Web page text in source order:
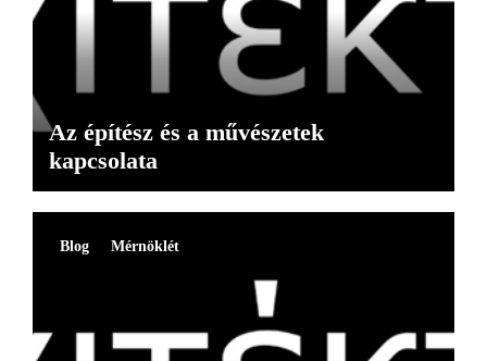
Az építész és a művészetek
kapcsolata
Blog Mérnöklét